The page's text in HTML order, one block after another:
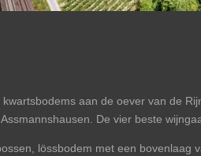
aan de oever van de
De vier beste
lössbodem met een bovenlaag